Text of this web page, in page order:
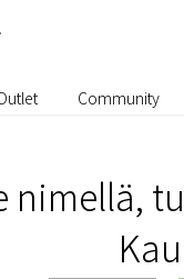
Community
nimellä,